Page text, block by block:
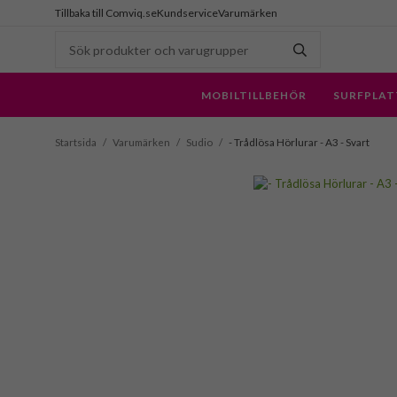
Tillbaka till Comviq.seKundserviceVarumärken
MOBILTILLBEHÖR
Startsida / Varumärken / Sudio / - Trådlösa Hörlurar - A3 - Svart